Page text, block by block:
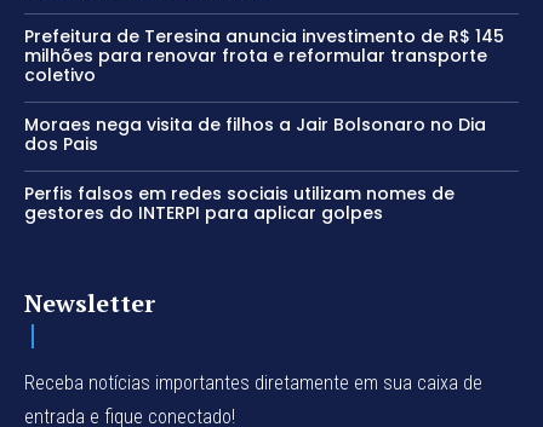
Prefeitura de Teresina anuncia investimento de R$ 145
milhões para renovar frota e reformular transporte
coletivo
Moraes nega visita de filhos a Jair Bolsonaro no Dia
dos Pais
Perfis falsos em redes sociais utilizam nomes de
gestores do INTERPI para aplicar golpes
Newsletter
Receba notícias importantes diretamente em sua caixa de
entrada e fique conectado!